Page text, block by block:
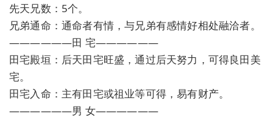
先天兄数：5个。
兄弟通命：通命者有情，与兄弟有感情好相处融洽者。
——————田 宅——————
田宅殿垣：后天田宅旺盛，通过后天努力，可得良田美
宅。
田宅入命：主有田宅或祖业等可得，易有财产。
——————男 女——————